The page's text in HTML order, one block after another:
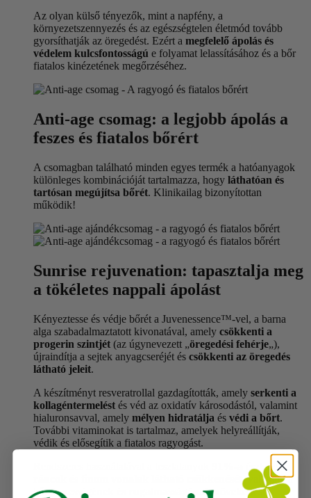
Az olyan külső tényezők, mint a napfény, a
környezetszennyezés és az egészségtelen életmód tovább
gyorsíthatják az öregedést. Ezért a megfelelő ápolás és
védelem kulcsfontosságú e folyamat lelassításához és a bőr
fiatalos kinézetének megőrzéséhez.
Anti-age csomag: a legjobb ápolás a
feszes és fiatalos bőrért
A csomagban található minden egyes termék a hatóanyagok
különleges kombinációját tartalmazza, hogy láthatóan és
tartósan megújítsa bőrét. Klinikailag bizonyítottan
működik!
Sunrise rejuvenation: tapasztalja meg
a tökéletes nappali ápolást
Kényeztesse és védje bőrét a Juvenessence™-vel, a barna
alga szabadalmaztatott kivonatával, amely csökkenti a
progerin szintjét (az úgynevezett „öregedési fehérje„),
újraindítja a sejtek anyagcseréjét és csökkenti az öregedés
látható jeleit.
A készítményt resveratrollal gazdagították, amely serkenti a
kollagéntermelést és véd az oxidatív károsodástól, valamint
hialuronsavval, amely mélyen hidratálja és védi a bőrt.
További vitaminokat is tartalmaz, amelyek helyreállítják,
védik és elősegítik a fiatalos ragyogást.
észlelte a
, valamint a
bőrfeszességének és rugalmasságának növekedését.